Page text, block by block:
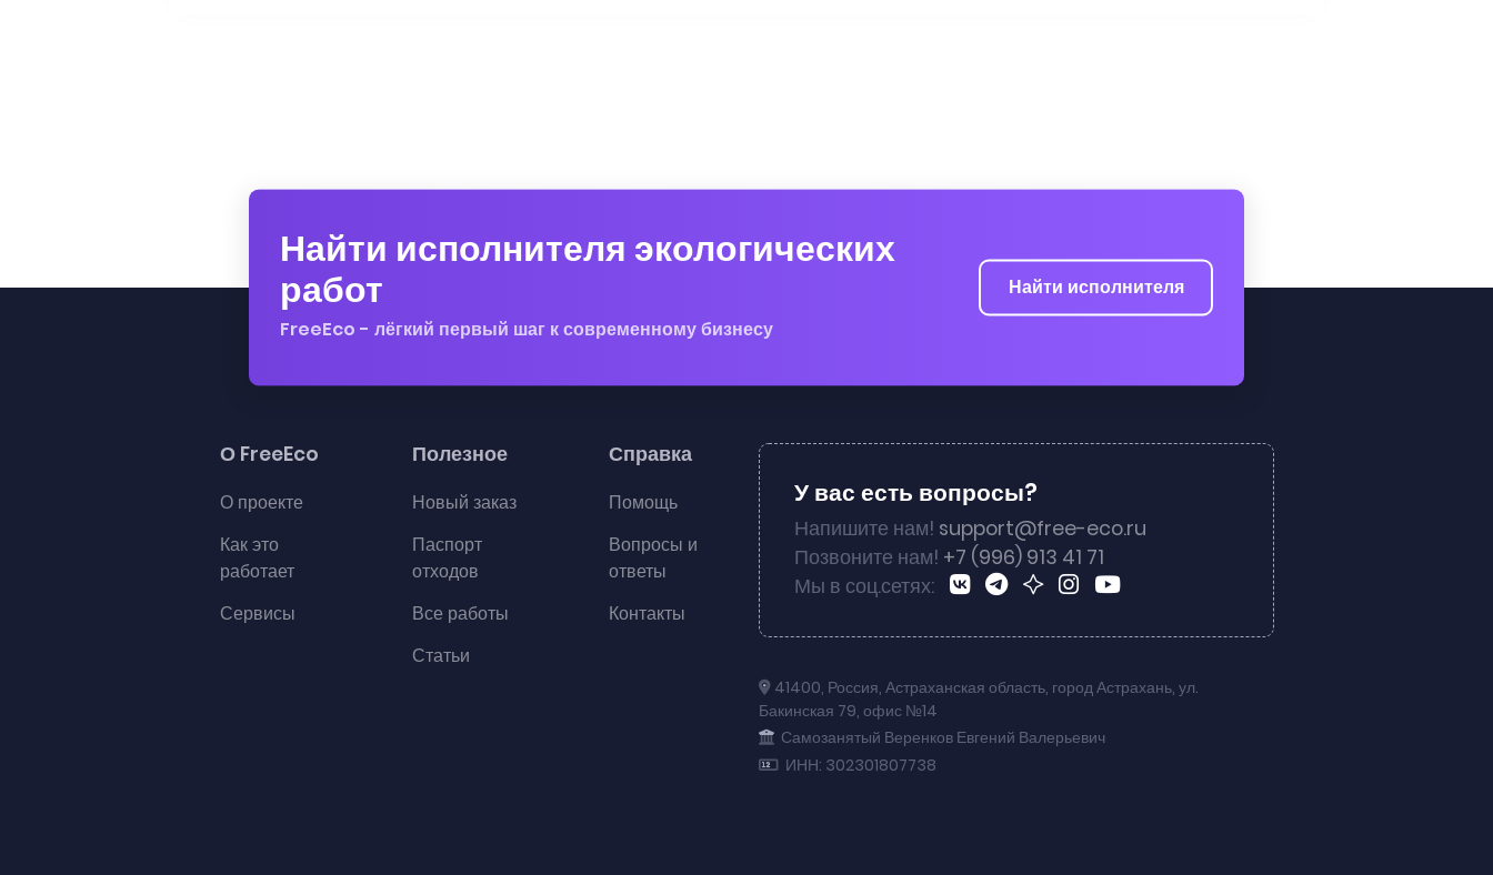
Найти исполнителя экологических
работ
FreeEco - лёгкий первый шаг к современному бизнесу
Найти исполнителя
О FreeEco
О проекте
Как это
работает
Сервисы
Полезное
Новый заказ
Паспорт
отходов
Все работы
Статьи
Справка
Помощь
Вопросы и
ответы
Контакты
У вас есть вопросы?
Напишите нам! support@free-eco.ru
Позвоните нам! +7 (996) 913 41 71
Мы в соц.сетях:
41400, Россия, Астраханская область, город Астрахань, ул.
Бакинская 79, офис №14
Самозанятый Веренков Евгений Валерьевич
ИНН: 302301807738